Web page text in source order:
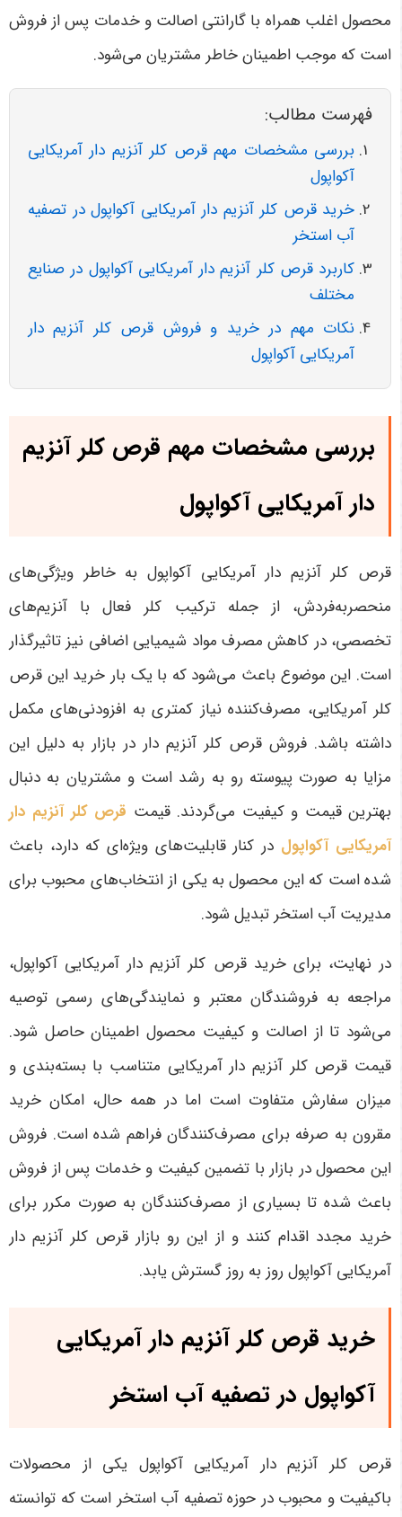
محصول اغلب همراه با گارانتی اصالت و خدمات پس از فروش
است که موجب اطمینان خاطر مشتریان می‌شود.
فهرست مطالب:
بررسی مشخصات مهم قرص کلر آنزیم دار آمریکایی
آکواپول
خرید قرص کلر آنزیم دار آمریکایی آکواپول در تصفیه
آب استخر
کاربرد قرص کلر آنزیم دار آمریکایی آکواپول در صنایع
مختلف
نکات مهم در خرید و فروش قرص کلر آنزیم دار
آمریکایی آکواپول
بررسی مشخصات مهم قرص کلر آنزیم
دار آمریکایی آکواپول
قرص کلر آنزیم دار آمریکایی آکواپول به خاطر ویژگی‌های
منحصربه‌فردش، از جمله ترکیب کلر فعال با آنزیم‌های
تخصصی، در کاهش مصرف مواد شیمیایی اضافی نیز تاثیرگذار
است. این موضوع باعث می‌شود که با یک بار خرید این قرص
کلر آمریکایی، مصرف‌کننده نیاز کمتری به افزودنی‌های مکمل
داشته باشد. فروش قرص کلر آنزیم دار در بازار به دلیل این
مزایا به صورت پیوسته رو به رشد است و مشتریان به دنبال
بهترین قیمت و کیفیت می‌گردند. قیمت قرص کلر آنزیم دار
آمریکایی آکواپول در کنار قابلیت‌های ویژه‌ای که دارد، باعث
شده است که این محصول به یکی از انتخاب‌های محبوب برای
مدیریت آب استخر تبدیل شود.
در نهایت، برای خرید قرص کلر آنزیم دار آمریکایی آکواپول،
مراجعه به فروشندگان معتبر و نمایندگی‌های رسمی توصیه
می‌شود تا از اصالت و کیفیت محصول اطمینان حاصل شود.
قیمت قرص کلر آنزیم دار آمریکایی متناسب با بسته‌بندی و
میزان سفارش متفاوت است اما در همه حال، امکان خرید
مقرون به صرفه برای مصرف‌کنندگان فراهم شده است. فروش
این محصول در بازار با تضمین کیفیت و خدمات پس از فروش
باعث شده تا بسیاری از مصرف‌کنندگان به صورت مکرر برای
خرید مجدد اقدام کنند و از این رو بازار قرص کلر آنزیم دار
آمریکایی آکواپول روز به روز گسترش یابد.
خرید قرص کلر آنزیم دار آمریکایی
آکواپول در تصفیه آب استخر
قرص کلر آنزیم دار آمریکایی آکواپول یکی از محصولات
باکیفیت و محبوب در حوزه تصفیه آب استخر است که توانسته